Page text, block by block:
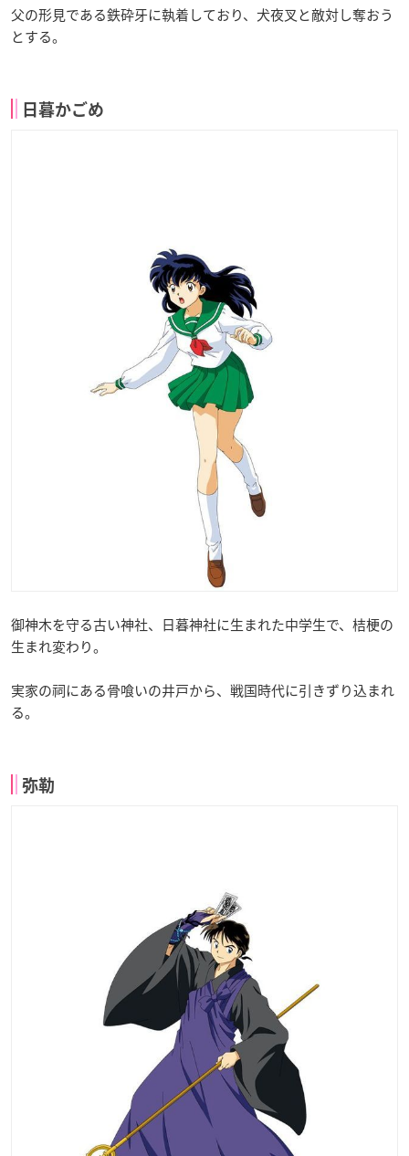
父の形見である鉄砕牙に執着しており、犬夜叉と敵対し奪おう
とする。
日暮かごめ
御神木を守る古い神社、日暮神社に生まれた中学生で、桔梗の
生まれ変わり。
実家の祠にある骨喰いの井戸から、戦国時代に引きずり込まれ
る。
弥勒